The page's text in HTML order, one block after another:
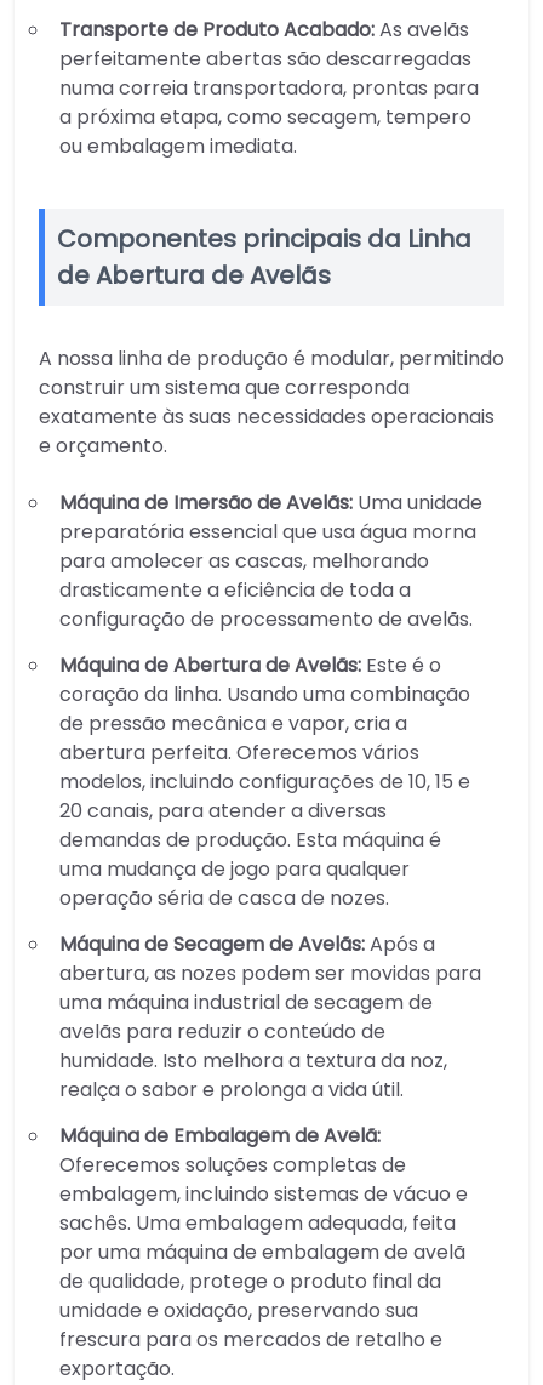
Transporte de Produto Acabado:As avelãs
perfeitamente abertas são descarregadas
numa correia transportadora, prontas para
a próxima etapa, como secagem, tempero
ou embalagem imediata.
Componentes principais da Linha
de Abertura de Avelãs
A nossa linha de produção é modular, permitindo
construir um sistema que corresponda
exatamente às suas necessidades operacionais
e orçamento.
Máquina de Imersão de Avelãs: Uma unidade
preparatória essencial que usa água morna
para amolecer as cascas, melhorando
drasticamente a eficiência de toda a
configuração de processamento de avelãs.
Máquina de Abertura de Avelãs: Este é o
coração da linha. Usando uma combinação
de pressão mecânica e vapor, cria a
abertura perfeita. Oferecemos vários
modelos, incluindo configurações de 10, 15 e
20 canais, para atender a diversas
demandas de produção. Esta máquina é
uma mudança de jogo para qualquer
operação séria de casca de nozes.
Máquina de Secagem de Avelãs:Após a
abertura, as nozes podem ser movidas para
uma máquina industrial de secagem de
avelãs para reduzir o conteúdo de
humidade. Isto melhora a textura da noz,
realça o sabor e prolonga a vida útil.
Máquina de Embalagem de Avelã:
Oferecemos soluções completas de
embalagem, incluindo sistemas de vácuo e
sachês. Uma embalagem adequada, feita
por uma máquina de embalagem de avelã
de qualidade, protege o produto final da
umidade e oxidação, preservando sua
frescura para os mercados de retalho e
exportação.